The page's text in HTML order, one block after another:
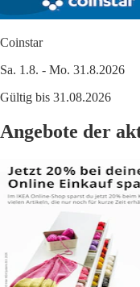
Coinstar
Sa. 1.8. - Mo. 31.8.2026
Gültig bis 31.08.2026
Angebote der